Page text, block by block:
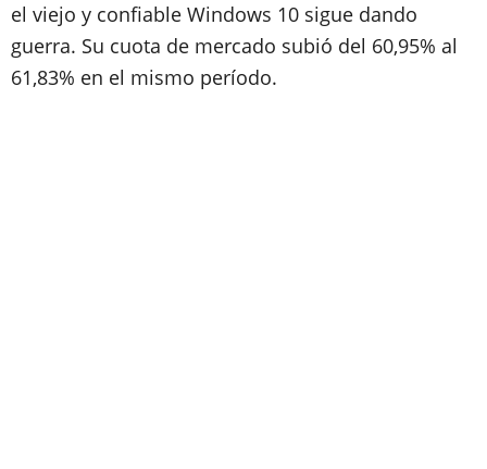
el viejo y confiable Windows 10 sigue dando
guerra. Su cuota de mercado subió del 60,95% al
61,83% en el mismo período.